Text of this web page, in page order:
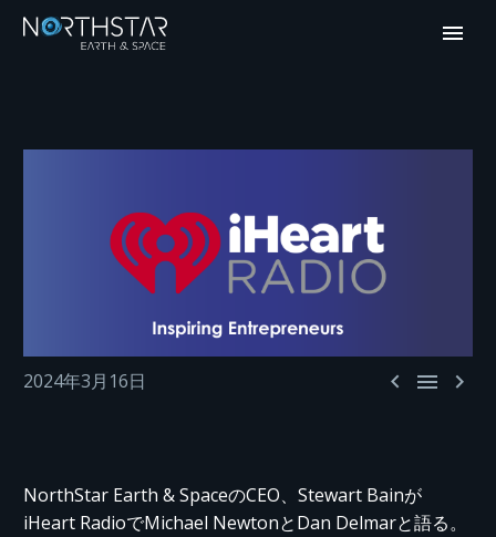
  
2024年3月16日
NorthStar Earth & SpaceのCEO、Stewart Bainが
iHeart RadioでMichael NewtonとDan Delmarと語る。